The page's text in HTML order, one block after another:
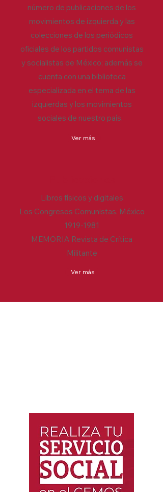
número de publicaciones de los
movimientos de izquierda y las
colecciones de los periódicos
oficiales de los partidos comunistas
y socialistas de México; además se
cuenta con una biblioteca
especializada en el tema de las
izquierdas y los movimientos
sociales de nuestro país.
Ver más
Libros físicos y digitales
Los Congresos Comunistas. México
1919-1981
MEMORIA Revista de Crítica
Militante
Ver más